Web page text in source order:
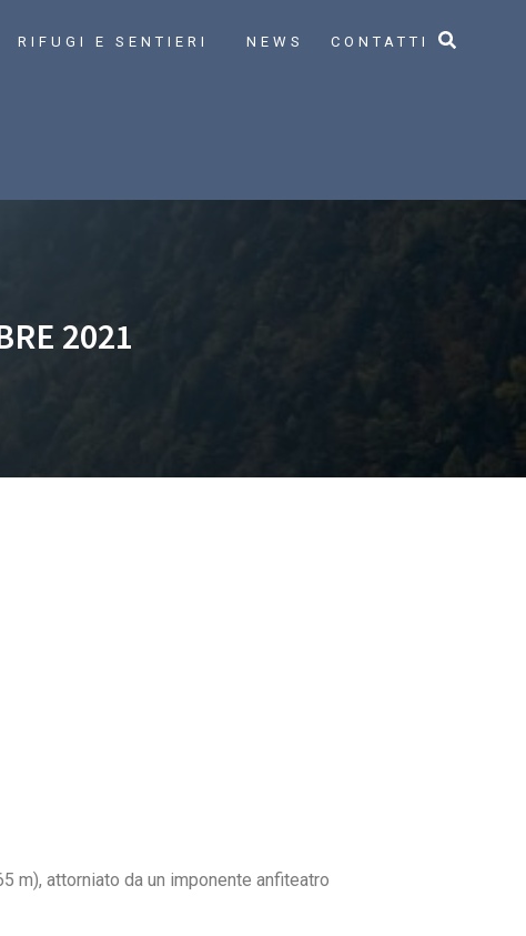
RIFUGI E SENTIERI NEWS CONTATTI
2021
m), attorniato da un imponente anfiteatro